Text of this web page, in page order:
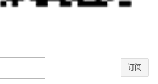
订阅